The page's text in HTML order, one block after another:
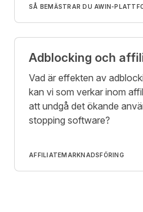
SÅ BEMÄSTRAR DU AWIN-
Adblocking och
Vad är effekten av
kan vi som verkar inom
att undgå det ökande
stopping software?
AFFILIATEMARKNADSFÖRING